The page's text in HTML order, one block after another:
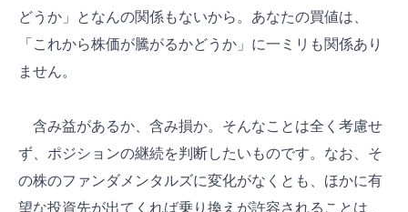
どうか」となんの関係もないから。あなたの買値は、
「これから株価が騰がるかどうか」に一ミリも関係あり
ません。
含み益があるか、含み損か。そんなことは全く考慮せ
ず、ポジションの継続を判断したいものです。なお、そ
の株のファンダメンタルズに変化がなくとも、ほかに有
望な投資先が出てくれば乗り換えが許容されることは、